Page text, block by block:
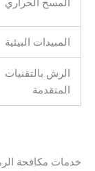
المسح الحراري
المبيدات البيئية
الرش بالتقنيات
المتقدمة
خدمات مكافحة